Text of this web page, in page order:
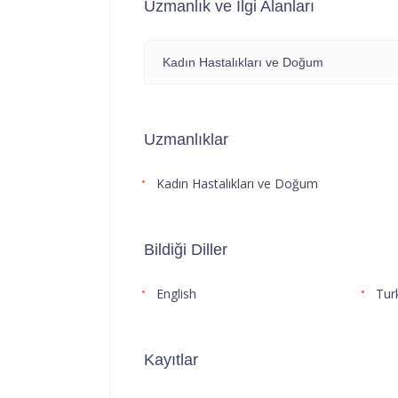
Uzmanlık ve İlgi Alanları
Kadın Hastalıkları ve Doğum
Uzmanlıklar
Kadın Hastalıkları ve Doğum
Bildiği Diller
English
Kayıtlar